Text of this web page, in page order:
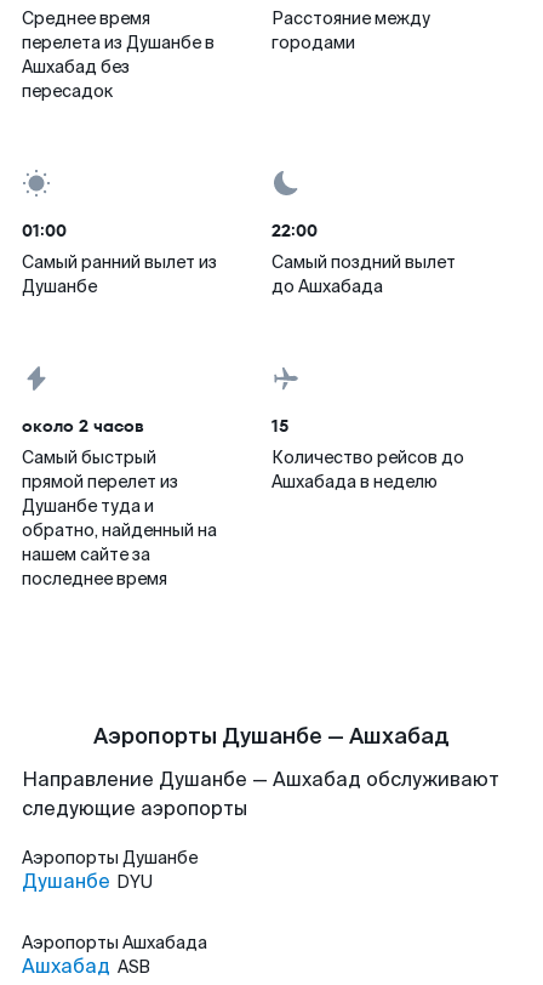
Среднее время
перелета из Душанбе в
Ашхабад без
пересадок
Расстояние между
городами
01:00
Самый ранний вылет из
Душанбе
22:00
Самый поздний вылет
до Ашхабада
около 2 часов
Самый быстрый
прямой перелет из
Душанбе туда и
обратно, найденный на
нашем сайте за
последнее время
15
Количество рейсов до
Ашхабада в неделю
Аэропорты Душанбе — Ашхабад
Направление Душанбе — Ашхабад обслуживают
следующие аэропорты
Аэропорты Душанбе
Душанбе DYU
Аэропорты Ашхабада
Ашхабад ASB